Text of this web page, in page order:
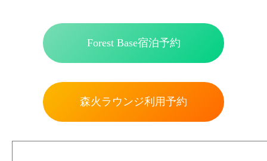
Forest Base宿泊予約
森火ラウンジ利用予約